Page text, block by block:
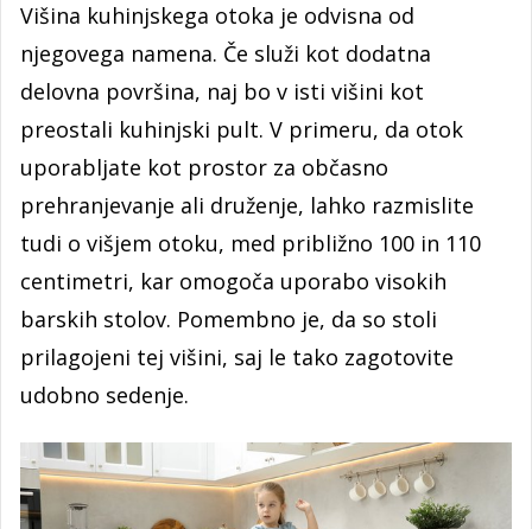
Višina kuhinjskega otoka je odvisna od
njegovega namena. Če služi kot dodatna
delovna površina, naj bo v isti višini kot
preostali kuhinjski pult. V primeru, da otok
uporabljate kot prostor za občasno
prehranjevanje ali druženje, lahko razmislite
tudi o višjem otoku, med približno 100 in 110
centimetri, kar omogoča uporabo visokih
barskih stolov. Pomembno je, da so stoli
prilagojeni tej višini, saj le tako zagotovite
udobno sedenje.